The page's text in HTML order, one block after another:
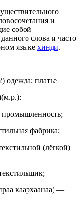
и
собой
слова и часто
языке хинди.
одежда; платье
промышленность;
фабрика;
(лёгкой)
каархаанаа) —